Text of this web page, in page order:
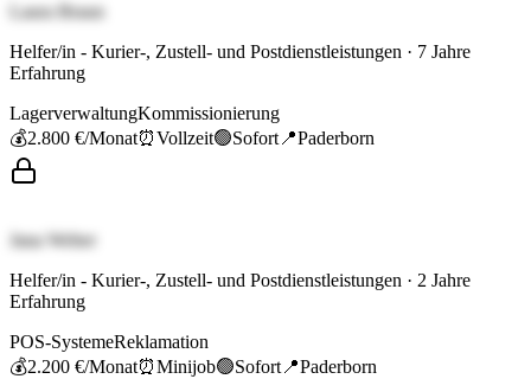
Laura Braun
Helfer/in - Kurier-, Zustell- und Postdienstleistungen · 7 Jahre
Erfahrung
LagerverwaltungKommissionierung
💰2.800 €/Monat⏰Vollzeit🟢Sofort 📍Paderborn
Jana Weber
Helfer/in - Kurier-, Zustell- und Postdienstleistungen · 2 Jahre
Erfahrung
POS-SystemeReklamation
💰2.200 €/Monat⏰Minijob🟢Sofort 📍Paderborn